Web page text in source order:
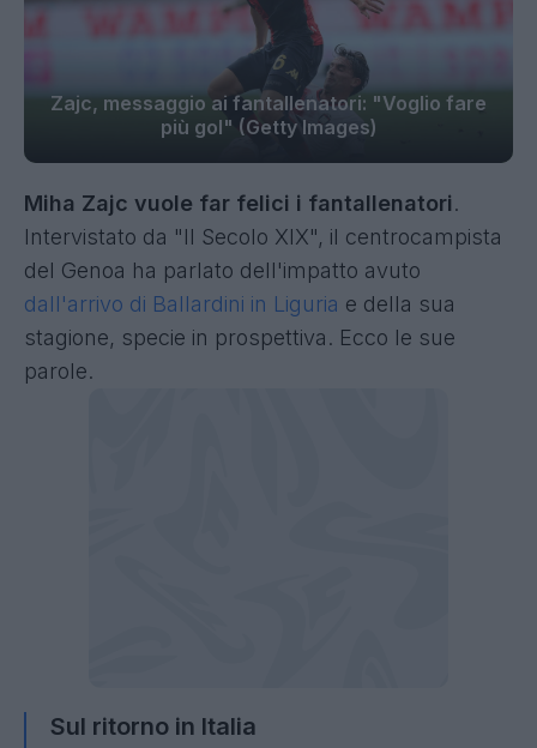
Zajc, messaggio ai fantallenatori: "Voglio fare
più gol" (Getty Images)
Miha Zajc vuole far felici i fantallenatori.
Intervistato da "Il Secolo XIX", il centrocampista
del Genoa ha parlato dell'impatto avuto
dall'arrivo di Ballardini in Liguria e della sua
stagione, specie in prospettiva. Ecco le sue
parole.
Sul ritorno in Italia